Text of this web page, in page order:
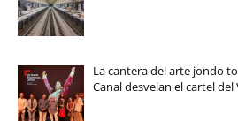
La cantera del arte jondo
Canal desvelan el cartel